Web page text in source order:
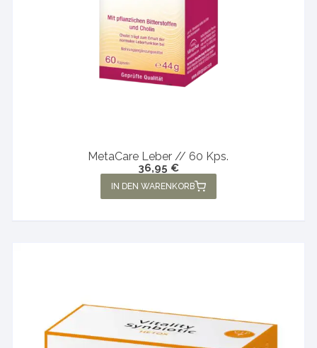
MetaCare Leber // 60 Kps.
36,95 €
IN DEN WARENKORB